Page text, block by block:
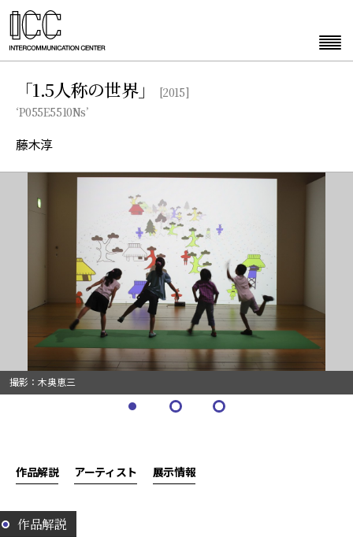
「1.5人称の世界」
[2015]
‘P055E5510Ns’
藤木淳
撮影：木奥恵三
作品解説 アーティスト 展示情報
作品解説